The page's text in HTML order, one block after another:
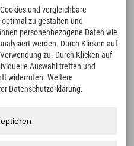
Mein
Jetzt
4.634km
Pisten zum Skifahren und
97
und vergleichbare
zu gestalten und
personenbezogene Daten wie
werden. Durch Klicken auf
zu. Durch Klicken auf
Auswahl treffen und
widerrufen. Weitere
Datenschutzerklärung.